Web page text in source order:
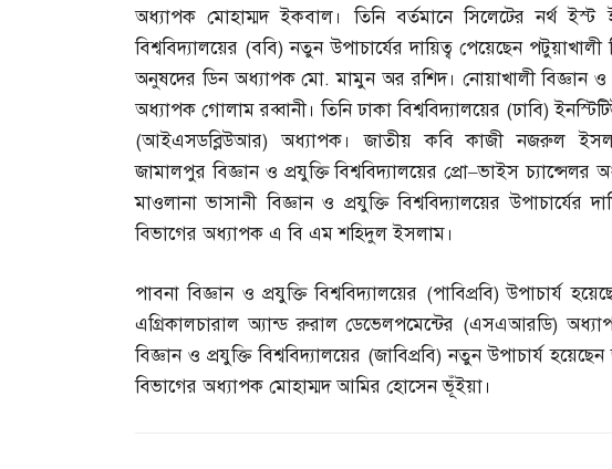
অধ্যাপক মোহাম্মদ ইকবাল। তিনি বর্তমানে সিলেটের নর্থ ইস্ট
বিশ্ববিদ্যালয়ের (ববি)নতুন উপাচার্যের দায়িত্ব পেয়েছেন পটুয়াখালী
অনুষদের ডিন অধ্যাপক মো.মামুন অর রশিদ। নোয়াখালী বিজ্ঞান ও
অধ্যাপক গোলাম রব্বানী। তিনি ঢাকা বিশ্ববিদ্যালয়ের (ঢাবি)
(আইএসডব্লিউআর)অধ্যাপক। জাতীয় কবি কাজী নজরুল
জামালপুর বিজ্ঞান ও প্রযুক্তি বিশ্ববিদ্যালয়ের প্রো–ভাইস চ্যান্সেলর
মাওলানা ভাসানী বিজ্ঞান ও প্রযুক্তি বিশ্ববিদ্যালয়ের উপাচার্যের
বিভাগের অধ্যাপক এ বি এম শহিদুল ইসলাম।
পাবনা বিজ্ঞান ও প্রযুক্তি বিশ্ববিদ্যালয়ের (পাবিপ্রবি)উপাচার্য
এগ্রিকালচারাল অ্যান্ড রুরাল ডেভেলপমেন্টের (এসএআরডি)
বিজ্ঞান ও প্রযুক্তি বিশ্ববিদ্যালয়ের (জাবিপ্রবি)নতুন উপাচার্য হয়েছেন
বিভাগের অধ্যাপক মোহাম্মদ আমির হোসেন ভূঁইয়া।